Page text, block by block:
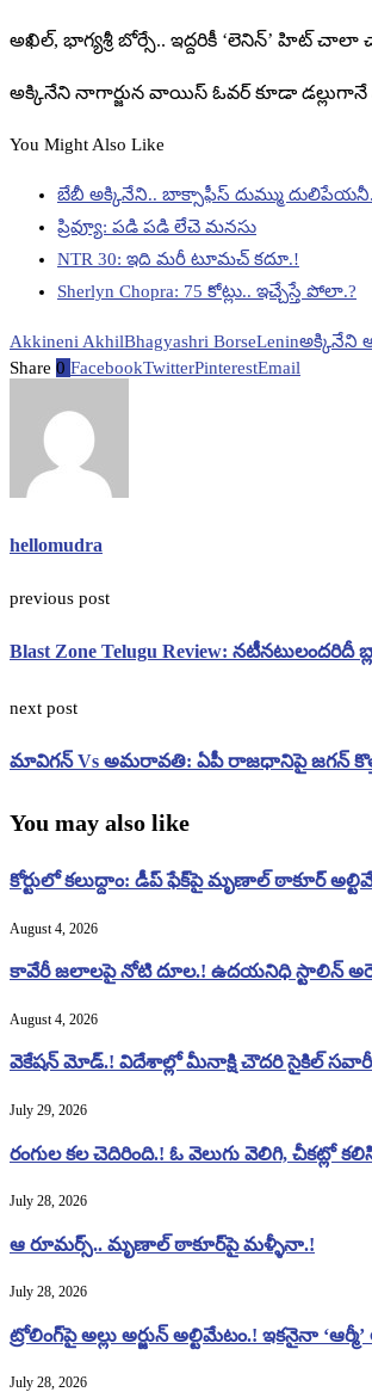
అఖిల్, భాగ్యశ్రీ బోర్సే.. ఇద్దరికీ ‘లెనిన్’ హిట్
అక్కినేని నాగార్జున వాయిస్ ఓవర్ కూడా డల్లుగానే
You Might Also Like
బేబీ అక్కినేని.. బాక్సాఫీస్ దుమ్ము
ప్రివ్యూ: పడి పడి లేచె మనసు
NTR 30: ఇది మరీ టూమచ్ కదూ.!
Sherlyn Chopra: 75 కోట్లు.. ఇచ్చేస్తే పోలా.?
Akkineni AkhilBhagyashri BorseLenin
Share 0 FacebookTwitterPinterestEmail
hellomudra
previous post
Blast Zone Telugu Review: నటీనటులందరిదీ
next post
మావిగన్ Vs అమరావతి: ఏపీ రాజధానిపై జగన్
You may also like
కోర్టులో కలుద్దాం: డీప్ ఫేక్‌పై మృణాల్ ఠాకూర్
August 4, 2026
కావేరీ జలాలపై నోటి దూల.! ఉదయనిధి స్టాలిన్
August 4, 2026
వెకేషన్ మోడ్.! విదేశాల్లో మీనాక్షి చౌదరి సైకిల్
July 29, 2026
రంగుల కల చెదిరింది.! ఓ వెలుగు వెలిగి, చీకట్లో
July 28, 2026
ఆ రూమర్స్.. మృణాల్ ఠాకూర్‌పై మళ్ళీనా.!
July 28, 2026
ట్రోలింగ్‌పై అల్లు అర్జున్ అల్టిమేటం.! ఇకనైనా
July 28, 2026